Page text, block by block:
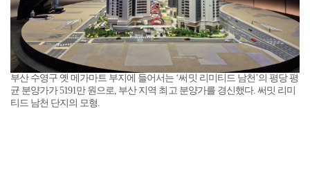
부산 수영구 옛 메가마트 부지에 들어서는 ‘써밋 리미티드 남천’의 평당 평
균 분양가가 5191만 원으로, 부산 지역 최고 분양가를 경신했다. 써밋 리미
티드 남천 단지의 모형.